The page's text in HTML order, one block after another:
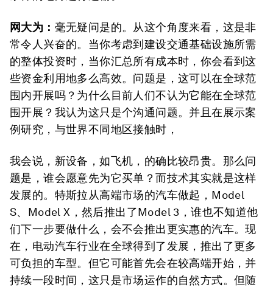
网大为： 毫无疑问是的。从这个角度来看，这是非
常令人兴奋的。当你考虑到建设交通基础设施所需
的整体投资时，当你汇总所有成本时，你会看到这
些资金利用地多么高效。问题是，这可以在全球范
围内开展吗？为什么目前人们不认为它能在全球范
围开展？我认为这只是个沟通问题。并且在展示案
例研究，与世界不同地区接触时，
我会说，新设备，如飞机，的确比较昂贵。那么问
题是，谁会愿意先为它买单？而技术其实就是这样
发展的。特斯拉从高端市场的汽车做起，Model
S、Model X，然后推出了Model 3，谁也不知道他
们下一步要做什么，会不会推出更实惠的汽车。现
在，电动汽车行业在全球得到了发展，推出了更多
可负担的车型。但它可能首先会在较高端开始，并
持续一段时间，这只是市场运作的自然方式。但随